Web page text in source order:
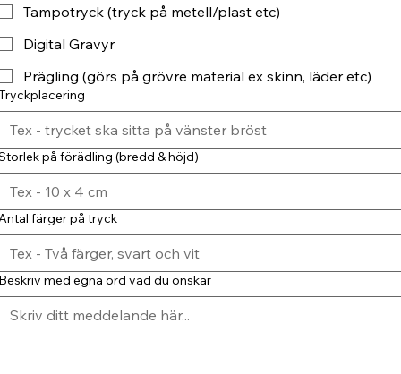
Tampotryck (tryck på metell/plast etc)
Digital Gravyr
Prägling (görs på grövre material ex skinn, läder etc)
på förädling (bredd & höjd)
färger på tryck
med egna ord vad du önskar